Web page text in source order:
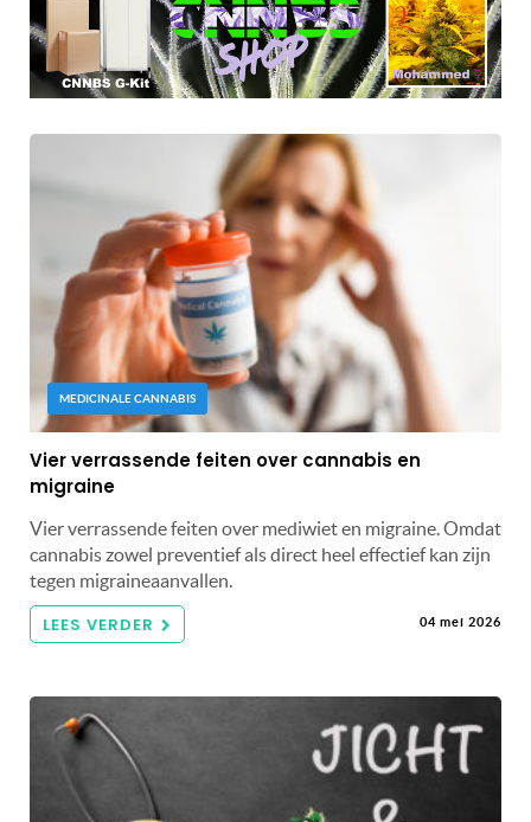
MEDICINALE CANNABIS
Vier verrassende feiten over cannabis en
migraine
Vier verrassende feiten over mediwiet en migraine. Omdat
cannabis zowel preventief als direct heel effectief kan zijn
tegen migraineaanvallen.
LEES VERDER 04 mei 2026